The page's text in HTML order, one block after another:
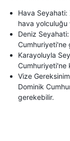
Hava
hava yolculuğu
Deniz
Cumhuriyeti'ne
Karayoluyla
Cumhuriyeti'ne
Vize
Dominik
gerekebilir.